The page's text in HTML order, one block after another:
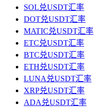
SOL兑USDT汇率
DOT兑USDT汇率
MATIC兑USDT汇率
ETC兑USDT汇率
BTC兑USDT汇率
ETH兑USDT汇率
LUNA兑USDT汇率
XRP兑USDT汇率
ADA兑USDT汇率